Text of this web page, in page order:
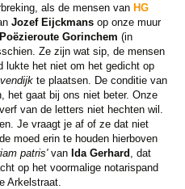
als de mensen van HG
Jozef Eijckmansop onze muur
Poëzieroute Gorinchem (in
Ze zijn wat sip, de mensen
lukte het niet om het gedicht op
te plaatsen. De conditie van
het gaat bij ons niet beter. Onze
van de letters niet hechten wil.
Je vraagt je af of ze dat niet
moed erin te houden hierboven
patris'van Ida Gerhard , dat
op het voormalige notarispand
Arkelstraat.